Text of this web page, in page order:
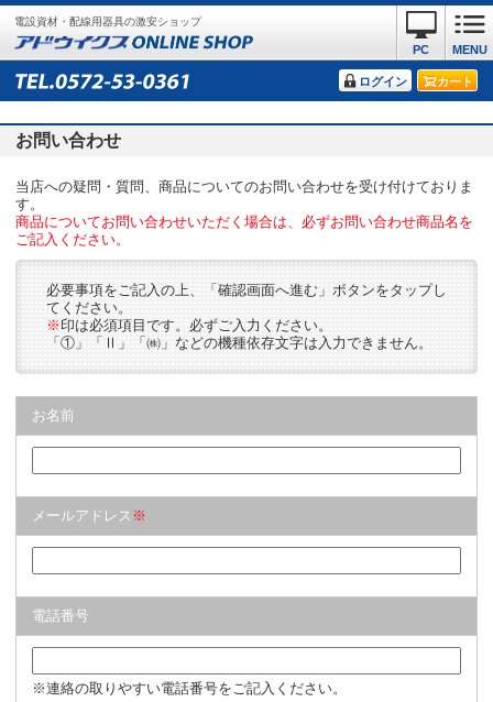
電設資材・配線用器具の激安ショップ
MENU
PC
ログイン カート
お問い合わせ
当店への疑問・質問、商品についてのお問い合わせを受け付けておりま
す。
商品についてお問い合わせいただく場合は、必ずお問い合わせ商品名を
ご記入ください。
必要事項をご記入の上、「確認画面へ進む」ボタンをタップし
てください。
※ 印は必須項目です。必ずご入力ください。
「①」「Ⅱ」「㈱」などの機種依存文字は入力できません。
お名前
メールアドレス ※
電話番号
※連絡の取りやすい電話番号をご記入ください。